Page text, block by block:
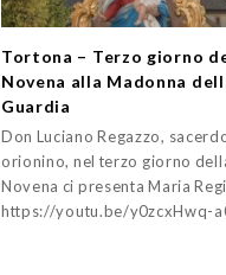
Tortona – Terzo giorno
Novena alla Madonna
Guardia
Don Luciano Regazzo,
orionino, nel terzo giorno
Novena ci presenta Maria
https://youtu.be/y0zcxHwq-